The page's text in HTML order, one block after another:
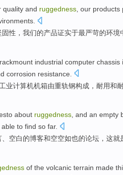
quality and ruggedness our products
固性， 我们的产品证实于最严苛的环境
rackmount industrial computer chassis
corrosion resistance
工业计算机机箱由重轨钢构成 ， 耐用和
about ruggedness, and an empty
able to find so far.
、 空白的博客和空空如也的论坛 ，这就
of the volcanic terrain made